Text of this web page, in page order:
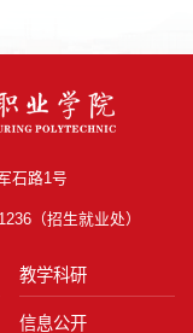
石路1号
（招生就业处）
教学科研
信息公开